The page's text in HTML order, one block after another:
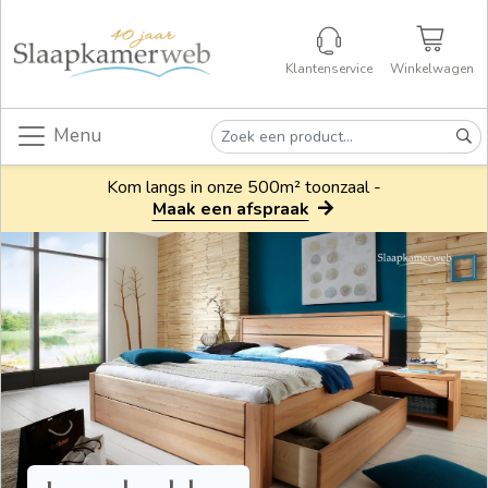
Klantenservice Winkelwagen
Menu
Kom langs in onze 500m² toonzaal -
Maak een afspraak